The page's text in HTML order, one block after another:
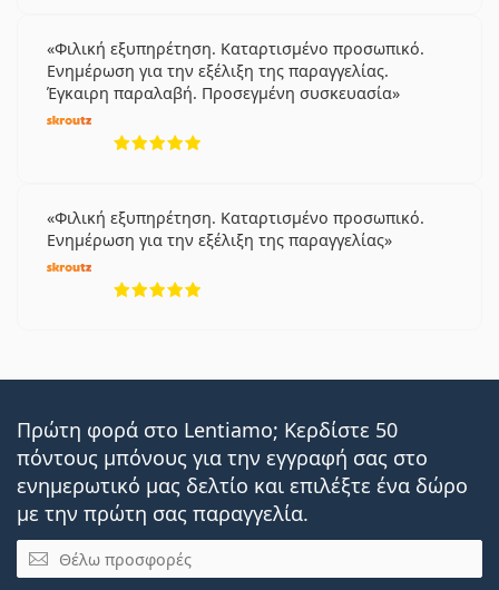
Φιλική εξυπηρέτηση. Καταρτισμένο προσωπικό.
Ενημέρωση για την εξέλιξη της παραγγελίας.
Έγκαιρη παραλαβή. Προσεγμένη συσκευασία
Φιλική εξυπηρέτηση. Καταρτισμένο προσωπικό.
Ενημέρωση για την εξέλιξη της παραγγελίας
Πρώτη φορά στο Lentiamo; Κερδίστε 50
πόντους μπόνους για την εγγραφή σας στο
ενημερωτικό μας δελτίο και επιλέξτε ένα δώρο
με την πρώτη σας παραγγελία.
Email